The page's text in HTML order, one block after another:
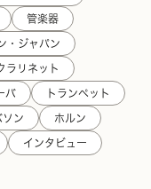
管楽器
・ジャパン
ラリネット
バ トランペット
ソン ホルン
インタビュー